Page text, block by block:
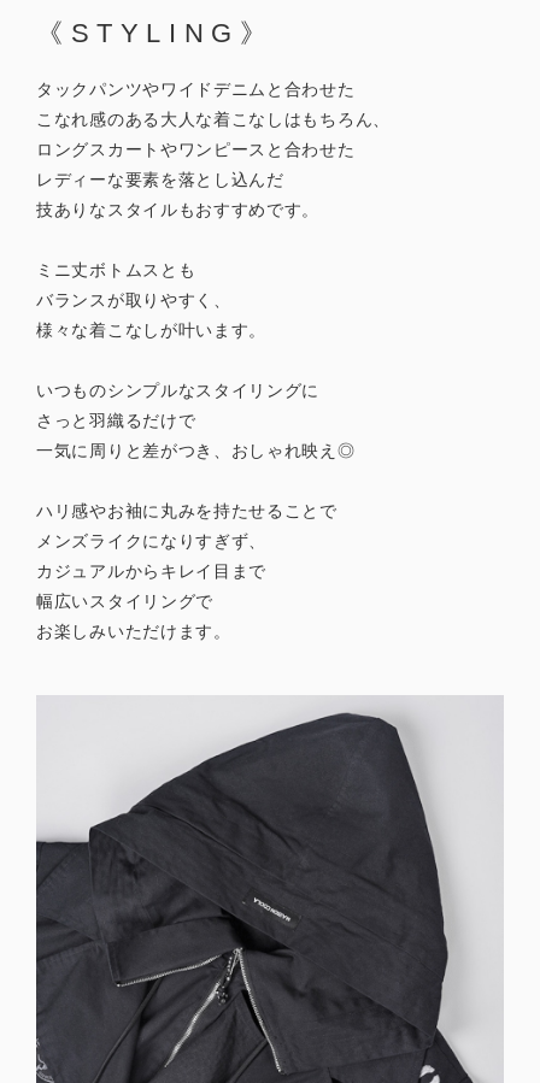
《STYLING》
タックパンツやワイドデニムと合わせた
こなれ感のある大人な着こなしはもちろん、
ロングスカートやワンピースと合わせた
レディーな要素を落とし込んだ
技ありなスタイルもおすすめです。
ミニ丈ボトムスとも
バランスが取りやすく、
様々な着こなしが叶います。
いつものシンプルなスタイリングに
さっと羽織るだけで
一気に周りと差がつき、おしゃれ映え◎
ハリ感やお袖に丸みを持たせることで
メンズライクになりすぎず、
カジュアルからキレイ目まで
幅広いスタイリングで
お楽しみいただけます。